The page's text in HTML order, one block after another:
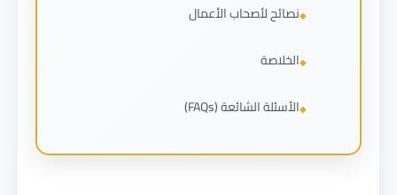
نصائح لأصحاب الأعمال
الخلاصة
الأسئلة الشائعة (FAQs)